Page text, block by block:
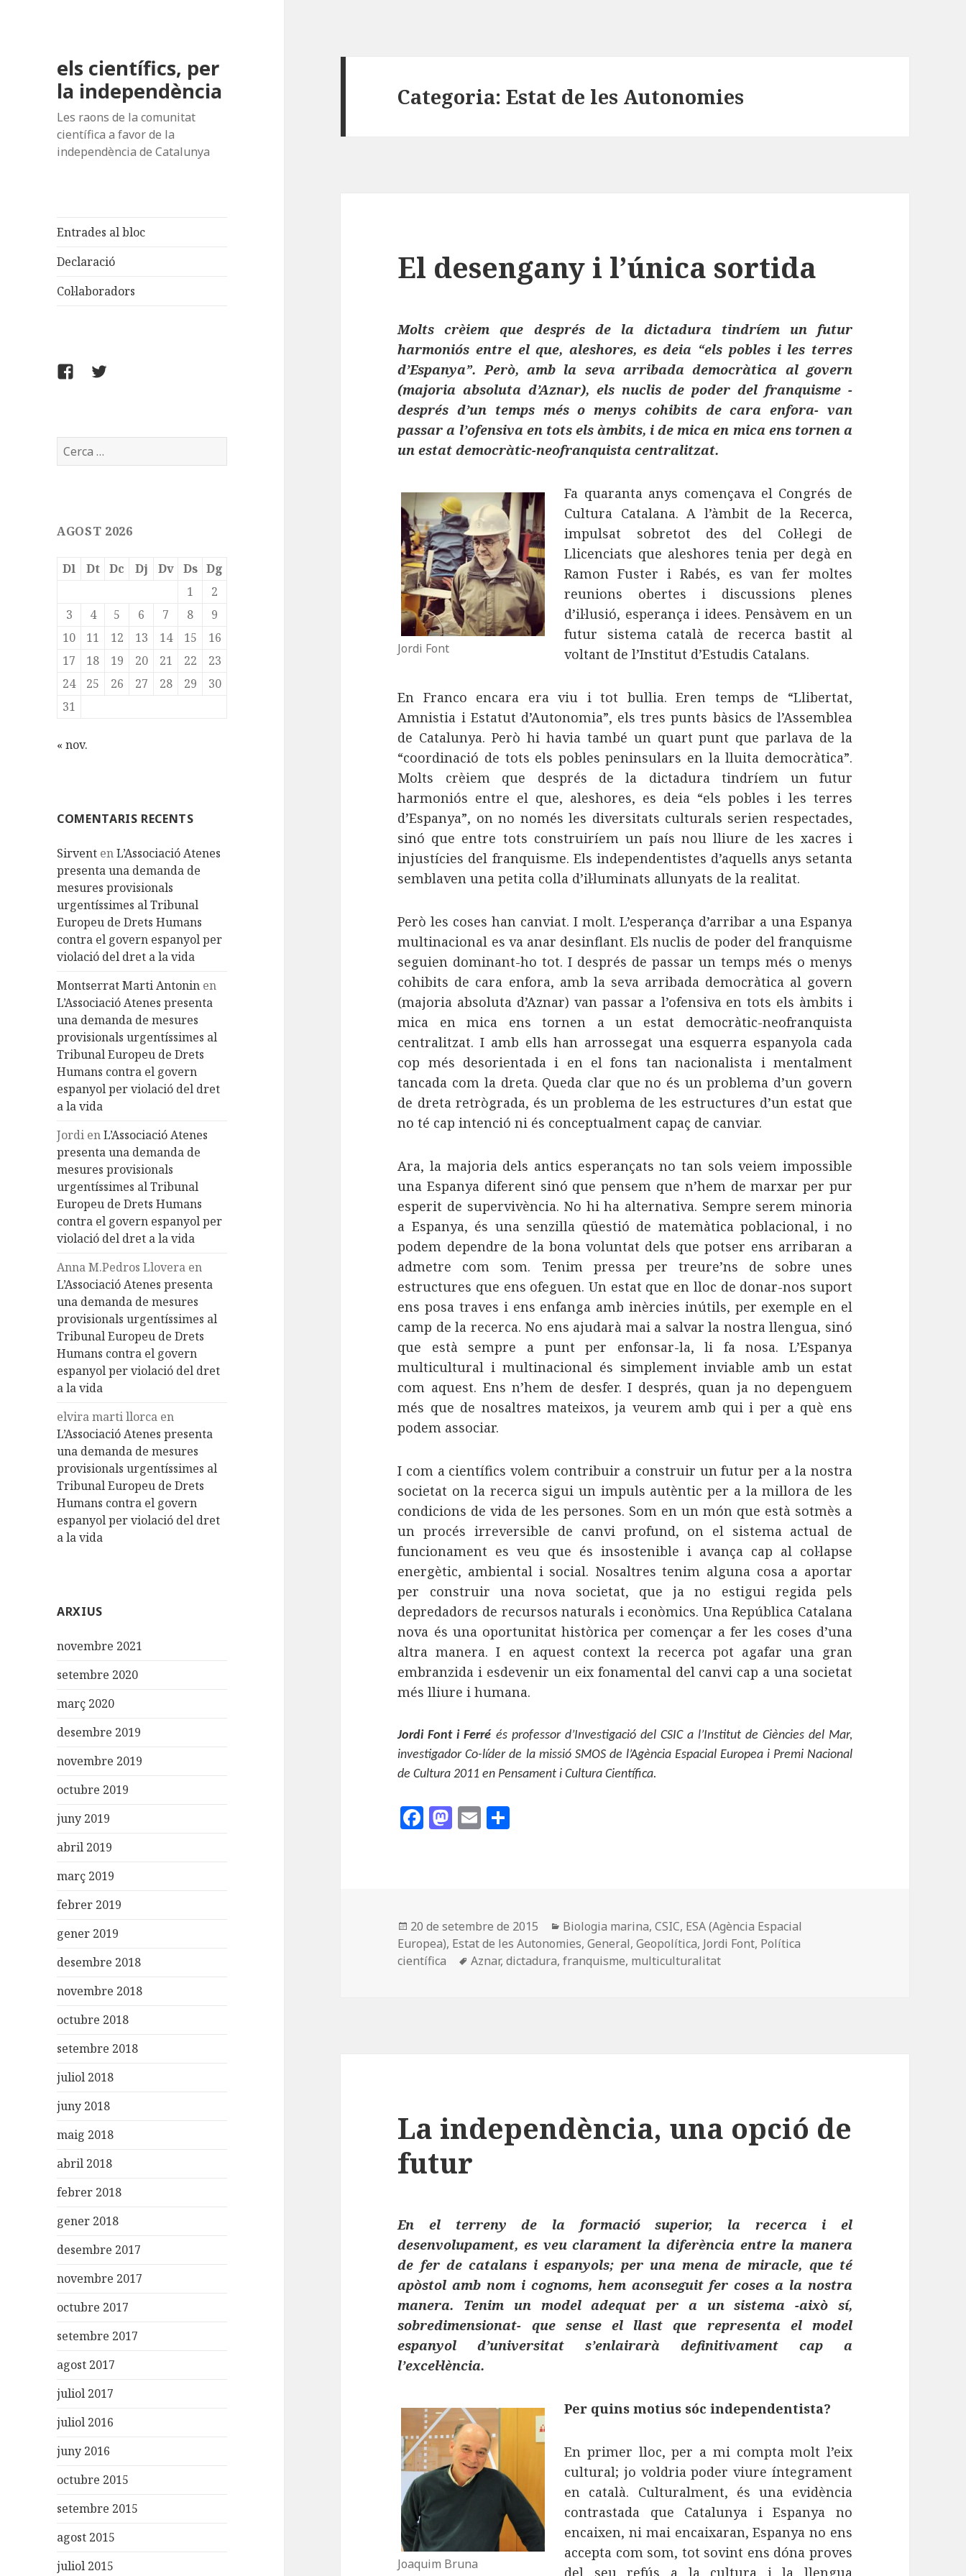
els científics, per
la independència
Les raons de la comunitat
científica a favor de la
independència de Catalunya
Entrades al bloc
Declaració
Col·laboradors
FACEBOOK
TWITTER
Cerca:
AGOST 2026
Dl Dt Dc Dj Dv Ds Dg
1
2
3
4 5 6 7 8
9
10
11 12 13 14 15
16
17
18 19 20 21 22
23
24
25 26 27 28 29
30
31
« nov.
COMENTARIS RECENTS
Sirvent enL’Associació Atenes
presenta una demanda de
mesures provisionals
urgentíssimes al Tribunal
Europeu de Drets Humans
contra el govern espanyol per
violació del dret a la vida
Montserrat Marti Antonin en
L’Associació Atenes presenta
una demanda de mesures
provisionals urgentíssimes al
Tribunal Europeu de Drets
Humans contra el govern
espanyol per violació del dret
a la vida
Jordi enL’Associació Atenes
presenta una demanda de
mesures provisionals
urgentíssimes al Tribunal
Europeu de Drets Humans
contra el govern espanyol per
violació del dret a la vida
Anna M.Pedros Llovera en
L’Associació Atenes presenta
una demanda de mesures
provisionals urgentíssimes al
Tribunal Europeu de Drets
Humans contra el govern
espanyol per violació del dret
a la vida
elvira marti llorca en
L’Associació Atenes presenta
una demanda de mesures
provisionals urgentíssimes al
Tribunal Europeu de Drets
Humans contra el govern
espanyol per violació del dret
a la vida
ARXIUS
novembre 2021
setembre 2020
març 2020
desembre 2019
novembre 2019
octubre 2019
juny 2019
abril 2019
març 2019
febrer 2019
gener 2019
desembre 2018
novembre 2018
octubre 2018
setembre 2018
juliol 2018
juny 2018
maig 2018
abril 2018
febrer 2018
gener 2018
desembre 2017
novembre 2017
octubre 2017
setembre 2017
agost 2017
juliol 2017
juliol 2016
juny 2016
octubre 2015
setembre 2015
agost 2015
juliol 2015
Categoria:Estat de les Autonomies
El desengany i l’única sortida
Molts crèiem que després de la dictadura tindríem un futur
harmoniós entre el que, aleshores, es deia “els pobles i les terres
d’Espanya”. Però, amb la seva arribada democràtica al govern
(majoria absoluta d’Aznar), els nuclis de poder del franquisme -
després d’un temps més o menys cohibits de cara enfora- van
passar a l’ofensiva en tots els àmbits, i de mica en mica ens tornen a
un estat democràtic-neofranquista centralitzat.
Jordi Font
Fa quaranta anys començava el Congrés de
Cultura Catalana. A l’àmbit de la Recerca,
impulsat sobretot des del Col·legi de
Llicenciats que aleshores tenia per degà en
Ramon Fuster i Rabés, es van fer moltes
reunions obertes i discussions plenes
d’il·lusió, esperança i idees. Pensàvem en un
futur sistema català de recerca bastit al
voltant de l’Institut d’Estudis Catalans.
En Franco encara era viu i tot bullia. Eren temps de “Llibertat,
Amnistia i Estatut d’Autonomia”, els tres punts bàsics de l’Assemblea
de Catalunya. Però hi havia també un quart punt que parlava de la
“coordinació de tots els pobles peninsulars en la lluita democràtica”.
Molts crèiem que després de la dictadura tindríem un futur
harmoniós entre el que, aleshores, es deia “els pobles i les terres
d’Espanya”, on no només les diversitats culturals serien respectades,
sinó que entre tots construiríem un país nou lliure de les xacres i
injustícies del franquisme. Els independentistes d’aquells anys setanta
semblaven una petita colla d’il·luminats allunyats de la realitat.
Però les coses han canviat. I molt. L’esperança d’arribar a una Espanya
multinacional es va anar desinflant. Els nuclis de poder del franquisme
seguien dominant-ho tot. I després de passar un temps més o menys
cohibits de cara enfora, amb la seva arribada democràtica al govern
(majoria absoluta d’Aznar) van passar a l’ofensiva en tots els àmbits i
mica en mica ens tornen a un estat democràtic-neofranquista
centralitzat. I amb ells han arrossegat una esquerra espanyola cada
cop més desorientada i en el fons tan nacionalista i mentalment
tancada com la dreta. Queda clar que no és un problema d’un govern
de dreta retrògrada, és un problema de les estructures d’un estat que
no té cap intenció ni és conceptualment capaç de canviar.
Ara, la majoria dels antics esperançats no tan sols veiem impossible
una Espanya diferent sinó que pensem que n’hem de marxar per pur
esperit de supervivència. No hi ha alternativa. Sempre serem minoria
a Espanya, és una senzilla qüestió de matemàtica poblacional, i no
podem dependre de la bona voluntat dels que potser ens arribaran a
admetre com som. Tenim pressa per treure’ns de sobre unes
estructures que ens ofeguen. Un estat que en lloc de donar-nos suport
ens posa traves i ens enfanga amb inèrcies inútils, per exemple en el
camp de la recerca. No ens ajudarà mai a salvar la nostra llengua, sinó
que està sempre a punt per enfonsar-la, li fa nosa. L’Espanya
multicultural i multinacional és simplement inviable amb un estat
com aquest. Ens n’hem de desfer. I després, quan ja no depenguem
més que de nosaltres mateixos, ja veurem amb qui i per a què ens
podem associar.
I com a científics volem contribuir a construir un futur per a la nostra
societat on la recerca sigui un impuls autèntic per a la millora de les
condicions de vida de les persones. Som en un món que està sotmès a
un procés irreversible de canvi profund, on el sistema actual de
funcionament es veu que és insostenible i avança cap al col·lapse
energètic, ambiental i social. Nosaltres tenim alguna cosa a aportar
per construir una nova societat, que ja no estigui regida pels
depredadors de recursos naturals i econòmics. Una República Catalana
nova és una oportunitat històrica per començar a fer les coses d’una
altra manera. I en aquest context la recerca pot agafar una gran
embranzida i esdevenir un eix fonamental del canvi cap a una societat
més lliure i humana.
Jordi Font i Ferré és professor d’Investigació del CSIC a l’Institut de Ciències del Mar,
investigador Co-líder de la missió SMOS de l’Agència Espacial Europea i Premi Nacional
de Cultura 2011 en Pensament i Cultura Científica.
F
o
o
M
n
E
rt
ei
Publicat
el
20 de setembre de 2015 Categories
Biologia marina,CSIC, ESA (Agència Espacial
Europea), Estat de les Autonomies,General,Geopolítica, Jordi Font, Política
científica
Etiquetes
Aznar,dictadura,franquisme, multiculturalitat
La independència, una opció de
futur
En el terreny de la formació superior, la recerca i el
desenvolupament, es veu clarament la diferència entre la manera
de fer de catalans i espanyols; per una mena de miracle, que té
apòstol amb nom i cognoms, hem aconseguit fer coses a la nostra
manera. Tenim un model adequat per a un sistema -això sí,
sobredimensionat- que sense el llast que representa el model
espanyol d’universitat s’enlairarà definitivament cap a
l’excel·lència.
Joaquim Bruna
Per quins motius sóc independentista?
En primer lloc, per a mi compta molt l’eix
cultural; jo voldria poder viure íntegrament
en català. Culturalment, és una evidència
contrastada que Catalunya i Espanya no
encaixen, ni mai encaixaran, Espanya no ens
accepta com som, tot sovint ens dóna proves